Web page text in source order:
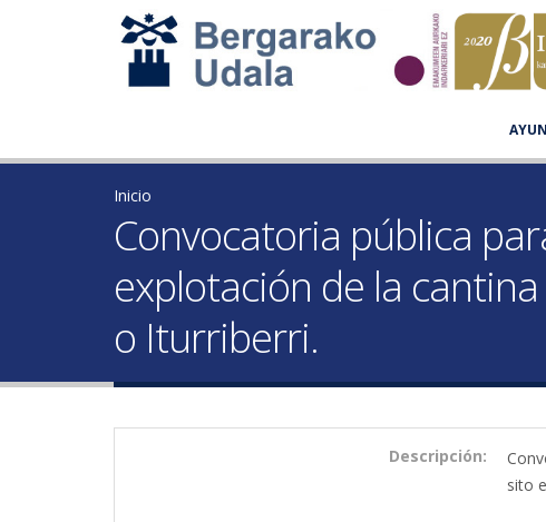
Inicio
Convocatoria pública
explotación de la
o Iturriberri.
Descripción:
sito